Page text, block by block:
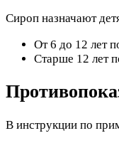
Сироп назначают
От 6 до 12 лет
Старше 12 лет
В инструкции по